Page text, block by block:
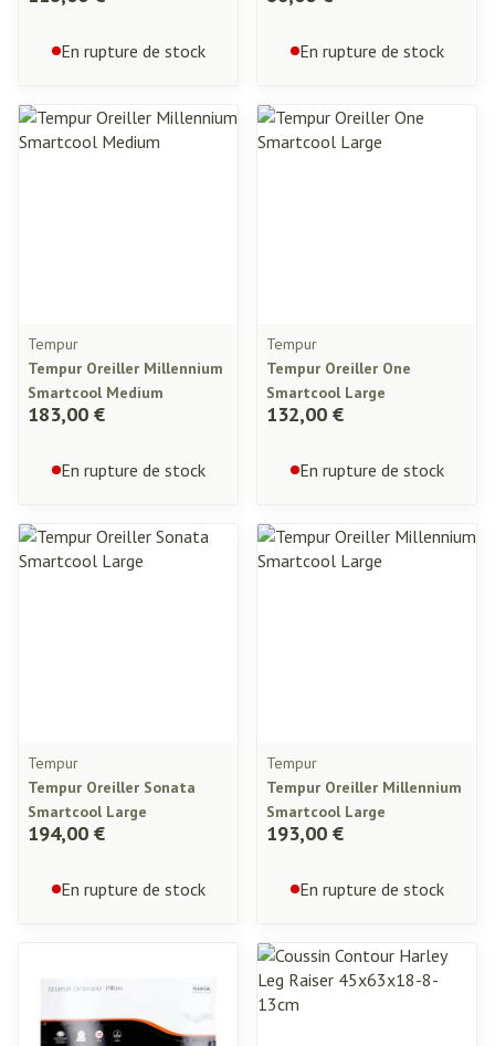
En rupture de stock En rupture de stock
Tempur
Tempur Oreiller Millennium
Smartcool Medium
183,00 €
En rupture de stock
Tempur
Tempur Oreiller One
Smartcool Large
132,00 €
En rupture de stock
Tempur
Tempur Oreiller Sonata
Smartcool Large
194,00 €
En rupture de stock
Tempur
Tempur Oreiller Millennium
Smartcool Large
193,00 €
En rupture de stock